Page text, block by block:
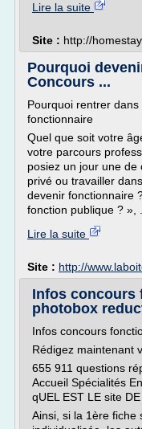
Lire la suite
Site : http://
Pourquoi
Concours ...
Pourquoi rentrer
fonctionnaire
Quel que soit votre
votre parcours
posiez un jour une de
privé ou travailler
devenir fonctionnaire
fonction publique ? »,
Lire la suite
Site : http://
Infos concours
photobox
Infos concours
Rédigez maintenant
655 911 questions
Accueil Spécialités
qUEL EST LE site
Ainsi, si la 1ère fiche